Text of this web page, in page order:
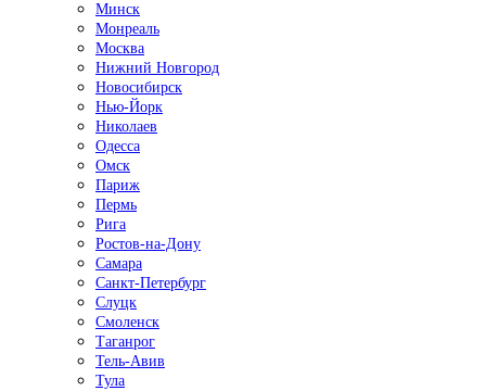
Минск
Монреаль
Москва
Нижний Новгород
Новосибирск
Нью-Йорк
Николаев
Одесса
Омск
Париж
Пермь
Рига
Ростов-на-Дону
Самара
Санкт-Петербург
Слуцк
Смоленск
Таганрог
Тель-Авив
Тула